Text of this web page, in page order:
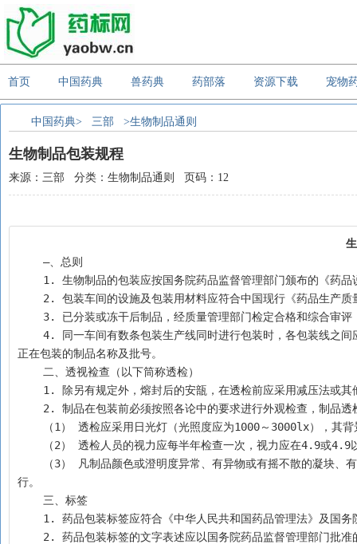
首页 中国药典 兽药典 药部落 资源下载 宠物
中国药典> 三部 >生物制品通则
生物制品包装规程
来源：三部 分类：生物制品通则 页码：12
    —、总则
1. 生物制品的包装应按国务院药品监督管理部门颁布的《药
2. 包装车间的设施及包装用材料应符合中国现行《药品生产
3. 已分装或冻干后制品，经质量管理部门检定合格和综合
正在包装的制品名称及批号。
    二、透视裣查（以下筒称透检）
1. 除另有规定外，熔封后的安瓿，在透检前应采用减压法
2. 制品在包装前必须按照各论中的要求进行外观检查，制品
（1） 透检应采用日光灯（光照度应为1000～3000lx），其
（2） 透检人员的视力应每半年检查一次，视力应在4.9或
行。
    三、标签
1. 药品包装标签应符合《中华人民共和国药品管理法》及
2. 药品包装标签的文字表述应以国务院药品监督管理部门